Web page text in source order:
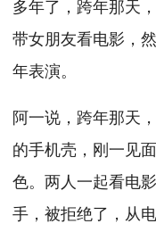
多年了，跨年那天
带女朋友看电影，
年表演。
阿一说，跨年那天
的手机壳，刚一见
色。两人一起看电
手，被拒绝了，从